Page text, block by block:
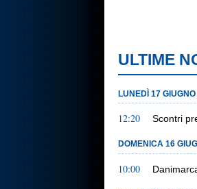
ULTIME
LUNEDÌ 17
12:20 Scontri
DOMENICA 16
10:00